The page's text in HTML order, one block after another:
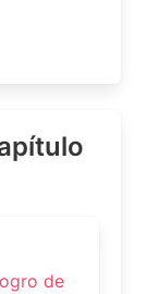
de